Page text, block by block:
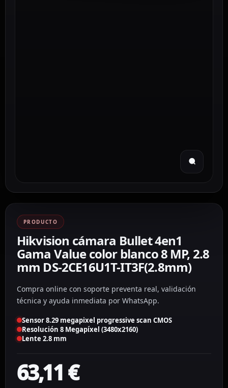
PRODUCTO
Hikvision cámara Bullet 4en1
Gama Value color blanco 8 MP, 2.8
mm DS-2CE16U1T-IT3F(2.8mm)
Compra online con soporte preventa real, validación
técnica y ayuda inmediata por WhatsApp.
Sensor 8.29 megapixel progressive scan CMOS
Resolución 8 Megapíxel (3480x2160)
Lente 2.8 mm
63,11 €